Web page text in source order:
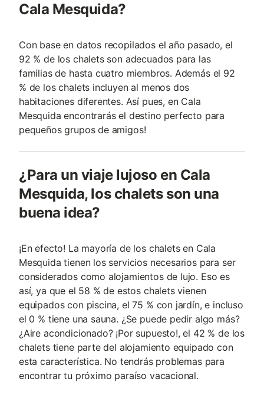
Cala Mesquida?
Con base en datos recopilados el año pasado, el
92 % de los chalets son adecuados para las
familias de hasta cuatro miembros. Además el 92
% de los chalets incluyen al menos dos
habitaciones diferentes. Así pues, en Cala
Mesquida encontrarás el destino perfecto para
pequeños grupos de amigos!
¿Para un viaje lujoso en Cala
Mesquida, los chalets son una
buena idea?
¡En efecto! La mayoría de los chalets en Cala
Mesquida tienen los servicios necesarios para ser
considerados como alojamientos de lujo. Eso es
así, ya que el 58 % de estos chalets vienen
equipados con piscina, el 75 % con jardín, e incluso
el 0 % tiene una sauna. ¿Se puede pedir algo más?
¿Aire acondicionado? ¡Por supuesto!, el 42 % de los
chalets tiene parte del alojamiento equipado con
esta característica. No tendrás problemas para
encontrar tu próximo paraíso vacacional.